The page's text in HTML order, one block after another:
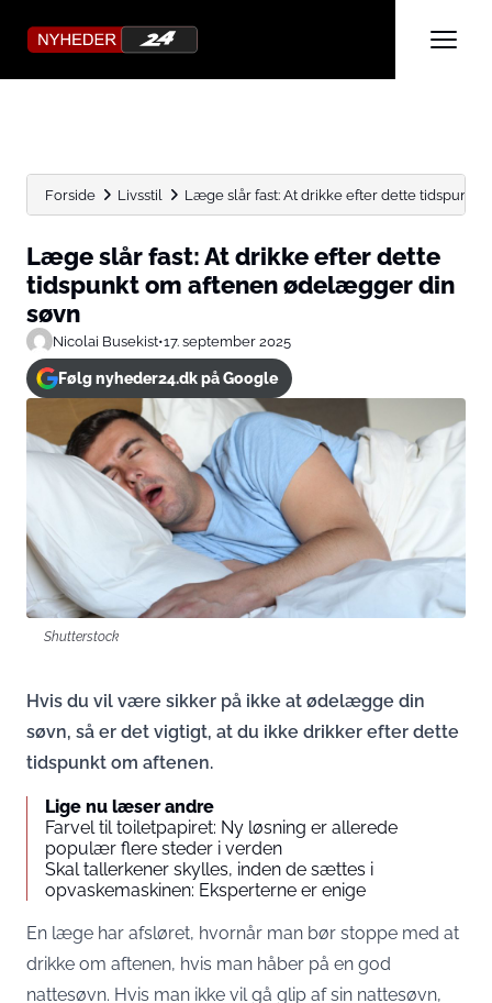
Forside Livsstil Læge slår fast: At drikke efter dette tidspunkt
Læge slår fast: At drikke efter dette
tidspunkt om aftenen ødelægger din
søvn
Nicolai Busekist•17. september 2025
Følg nyheder24.dk på Google
Shutterstock
Hvis du vil være sikker på ikke at ødelægge din
søvn, så er det vigtigt, at du ikke drikker efter dette
tidspunkt om aftenen.
Lige nu læser andre
Farvel til toiletpapiret: Ny løsning er allerede
populær flere steder i verden
Skal tallerkener skylles, inden de sættes i
opvaskemaskinen: Eksperterne er enige
En læge har afsløret, hvornår man bør stoppe med at
drikke om aftenen, hvis man håber på en god
nattesøvn. Hvis man ikke vil gå glip af sin nattesøvn,